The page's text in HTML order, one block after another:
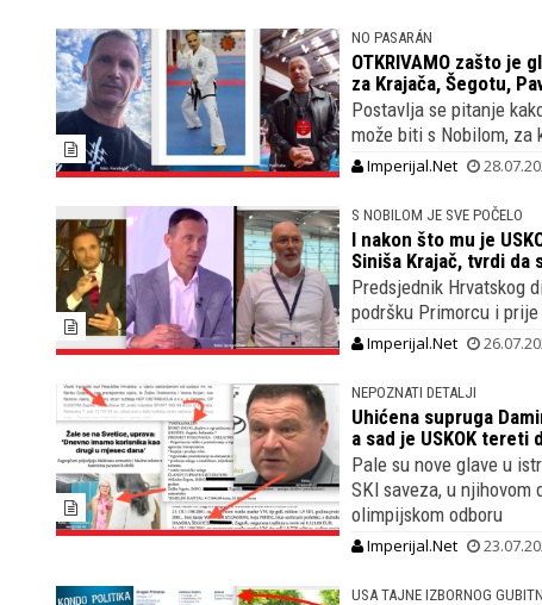
NO PASARÁN
OTKRIVAMO zašto je
za Krajača, Šegotu,
Postavlja se pitanje
može biti s Nobilom, za
Imperijal.Net
S NOBILOM JE SVE POČELO
I nakon što mu je
Siniša Krajač, tvrdi
Predsjednik Hrvatskog
podršku Primorcu i
Imperijal.Net
NEPOZNATI DETALJI
Uhićena supruga
a sad je USKOK tereti
Pale su nove glave u
SKI saveza, u njihovom
olimpijskom odboru
Imperijal.Net
USA TAJNE IZBORNOG